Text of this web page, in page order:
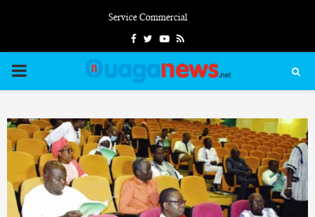
Service Commercial
FacebookTwitterYoutube
Rss
PRIMARY